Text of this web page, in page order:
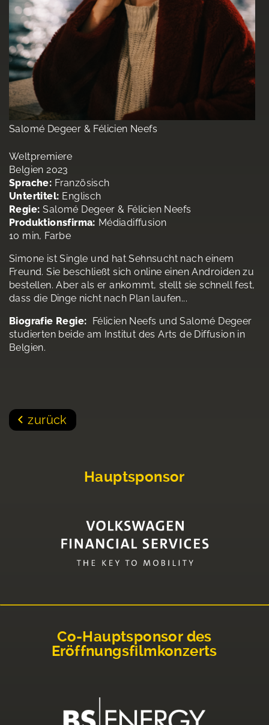
Salomé Degeer & Félicien Neefs
Weltpremiere
Belgien 2023
Sprache: Französisch
Untertitel: Englisch
Regie: Salomé Degeer & Félicien Neefs
Produktionsfirma: Médiadiffusion
10 min, Farbe
Simone ist Single und hat Sehnsucht nach einem
Freund. Sie beschließt sich online einen Androiden zu
bestellen. Aber als er ankommt, stellt sie schnell fest,
dass die Dinge nicht nach Plan laufen...
Biografie Regie:
Félicien Neefs und Salomé Degeer
studierten beide am Institut des Arts de Diffusion in
Belgien.
zurück
Hauptsponsor
Co-Hauptsponsor des
Eröffnungsfilmkonzerts